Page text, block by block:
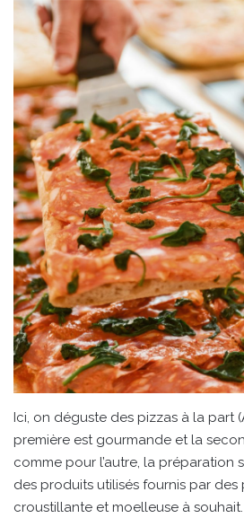
Ici, on déguste des pizzas à la part
première est gourmande et la
comme pour l’autre, la
des produits utilisés fournis par
croustillante et moelleuse à